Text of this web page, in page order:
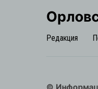
Редакция
©